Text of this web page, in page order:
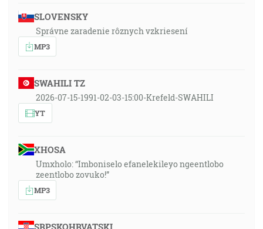
SLOVENSKY
Správne zaradenie rôznych vzkriesení
MP3
SWAHILI TZ
2026-07-15-1991-02-03-15:00-Krefeld-SWAHILI
YT
XHOSA
Umxholo: “Imboniselo efanelekileyo ngeentlobo
zeentlobo zovuko!”
MP3
SRPSKOHRVATSKI